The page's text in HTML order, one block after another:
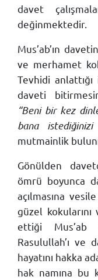
davet
değinmektedir.
Mus’ab’ın
ve merhamet
Tevhidi
daveti
“Beni bir kez
bana istediğinizi
mutmainlik
Gönülden
ömrü boyunca
açılmasına
güzel
ettiği Mus’ab
Rasulullah’ı ve
hayatını hakka
hak namına bu